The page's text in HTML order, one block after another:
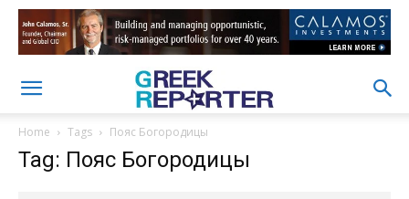
Home Tags Пояс Богородицы
Tag: Пояс Богородицы